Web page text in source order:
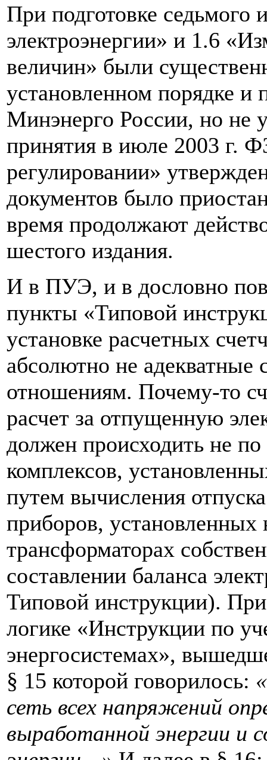
При подготовке
электроэнергии» и 1.6
величин» были
установленном порядке и
Минэнерго России, но не
принятия в июле 2003 г.
регулировании»
документов было
время продолжают
шестого издания.
И в ПУЭ, и в дословно
пункты «Типовой
установке расчетных
абсолютно не
отношениям. Почему-то
расчет за отпущенную
должен происходить не
комплексов,
путем вычисления
приборов, установленных
трансформаторах
составлении баланса
Типовой инструкции).
логике «Инструкции по
энергосистемах»,
§ 15 которой говорилось:
сеть всех напряжений
выработанной энергии и